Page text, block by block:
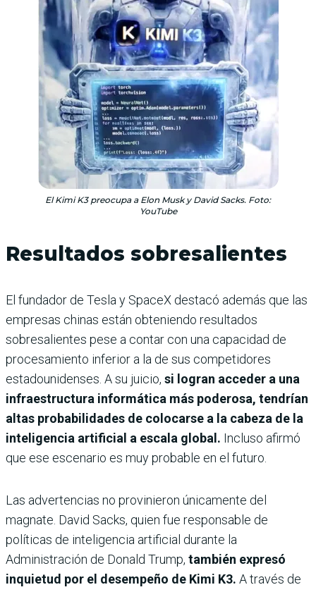
El Kimi K3 preocupa a Elon Musk y David Sacks. Foto:
YouTube
Resultados sobresalientes
El fundador de Tesla y SpaceX destacó además que las
empresas chinas están obteniendo resultados
sobresalientes pese a contar con una capacidad de
procesamiento inferior a la de sus competidores
estadounidenses. A su juicio, si logran acceder a una
infraestructura informática más poderosa, tendrían
altas probabilidades de colocarse a la cabeza de la
inteligencia artificial a escala global. Incluso afirmó
que ese escenario es muy probable en el futuro.
Las advertencias no provinieron únicamente del
magnate. David Sacks, quien fue responsable de
políticas de inteligencia artificial durante la
Administración de Donald Trump, también expresó
inquietud por el desempeño de Kimi K3. A través de